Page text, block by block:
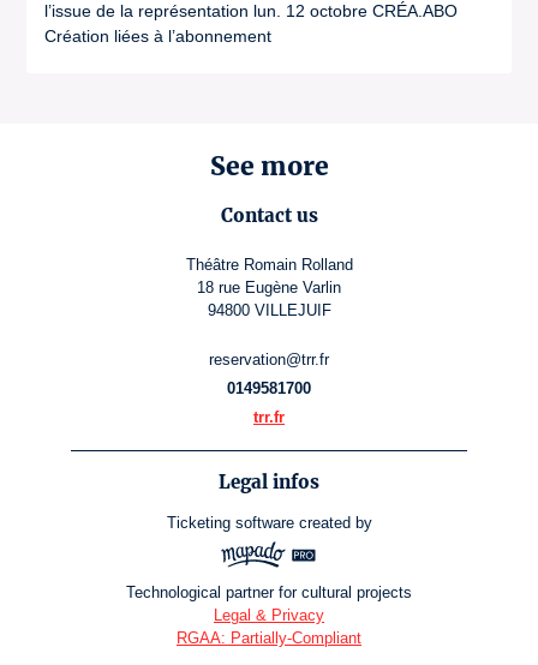
l’issue de la représentation lun. 12 octobre CRÉA.ABO
Création liées à l’abonnement
See more
Contact us
Théâtre Romain Rolland
18 rue Eugène Varlin
94800 VILLEJUIF
reservation@trr.fr
0149581700
trr.fr
Legal infos
Ticketing software created by
Technological partner for cultural projects
Legal & Privacy
RGAA: Partially-Compliant